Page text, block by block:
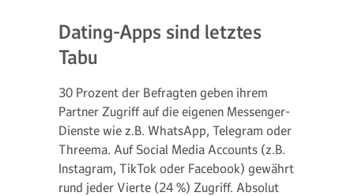
Dating-Apps sind letztes
Tabu
30 Prozent der Befragten geben ihrem
Partner Zugriff auf die eigenen Messenger-
Dienste wie z.B. WhatsApp, Telegram oder
Threema. Auf Social Media Accounts (z.B.
Instagram, TikTok oder Facebook) gewährt
rund jeder Vierte (24 %) Zugriff. Absolut